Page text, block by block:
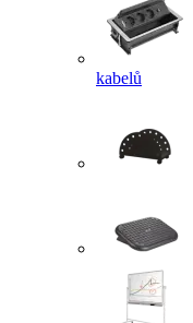
kabelů